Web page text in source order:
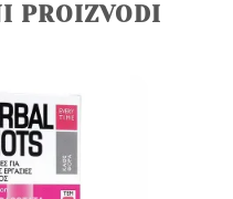
PROIZVODI